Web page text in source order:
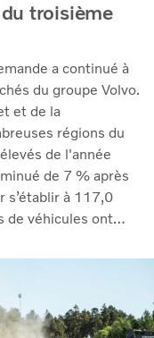
troisième
a continué à
du groupe Volvo.
et de la
régions du
de l'année
de 7 % après
s’établir à 117,0
de véhicules ont
et ont augmenté
de vente, avec un
SEK (19,3) et